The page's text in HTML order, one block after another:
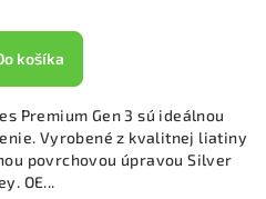
košíka
Premium Gen 3 sú ideálnou
Vyrobené z kvalitnej liatiny
povrchovou úpravou Silver
OE...